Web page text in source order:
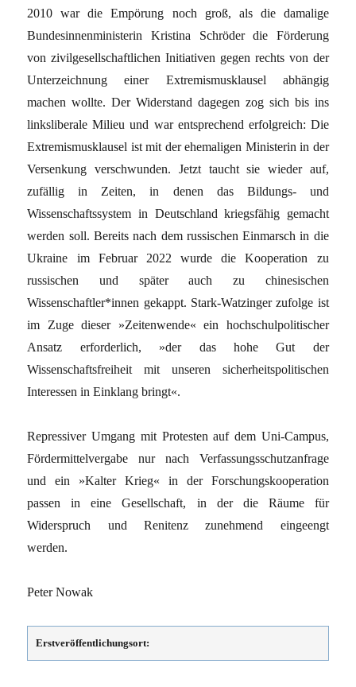
2010 war die Empörung noch groß, als die damalige
Bundesinnenministerin Kristina Schröder die Förderung
von zivilgesellschaftlichen Initiativen gegen rechts von der
Unterzeichnung einer Extremismusklausel abhängig
machen wollte. Der Widerstand dagegen zog sich bis ins
linksliberale Milieu und war entsprechend erfolgreich: Die
Extremismusklausel ist mit der ehemaligen Ministerin in der
Versenkung verschwunden. Jetzt taucht sie wieder auf,
zufällig in Zeiten, in denen das Bildungs- und
Wissenschaftssystem in Deutschland kriegsfähig gemacht
werden soll. Bereits nach dem russischen Einmarsch in die
Ukraine im Februar 2022 wurde die Kooperation zu
russischen und später auch zu chinesischen
Wissenschaftler*innen gekappt. Stark-Watzinger zufolge ist
im Zuge dieser »Zeitenwende« ein hochschulpolitischer
Ansatz erforderlich, »der das hohe Gut der
Wissenschaftsfreiheit mit unseren sicherheitspolitischen
Interessen in Einklang bringt«.
Repressiver Umgang mit Protesten auf dem Uni-Campus,
Fördermittelvergabe nur nach Verfassungsschutzanfrage
und ein »Kalter Krieg« in der Forschungskooperation
passen in eine Gesellschaft, in der die Räume für
Widerspruch und Renitenz zunehmend eingeengt
werden.
Peter Nowak
Erstveröffentlichungsort: